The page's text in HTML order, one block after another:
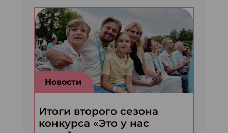
Новости
Итоги второго сезона
конкурса «Это у нас